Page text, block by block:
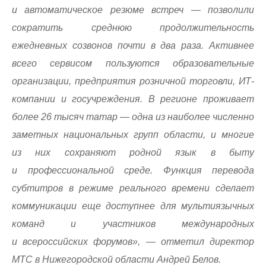
и автоматическое резюме встреч — позволили
сократить среднюю продолжительность
ежедневных созвонов почти в два раза. Активнее
всего сервисом пользуются образовательные
организации, предприятия розничной торговли, ИТ-
компании и госучреждения. В регионе проживает
более 26 тысяч татар — одна из наиболее численно
заметных национальных групп области, и многие
из них сохраняют родной язык в быту
и профессиональной среде. Функция перевода
субтитров в режиме реального времени сделает
коммуникации еще доступнее для мультиязычных
команд и участников международных
и всероссийских форумов», — отметил директор
МТС в Нижегородской области Андрей Белов.